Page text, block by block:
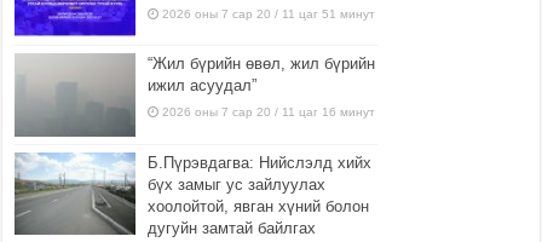
2026 оны 7 сар 20 / 11 цаг 51 минут
“Жил бүрийн өвөл, жил бүрийн
ижил асуудал”
2026 оны 7 сар 20 / 11 цаг 16 минут
Б.Пүрэвдагва: Нийслэлд хийх
бүх замыг ус зайлуулах
хоолойтой, явган хүний болон
дугуйн замтай байлгах